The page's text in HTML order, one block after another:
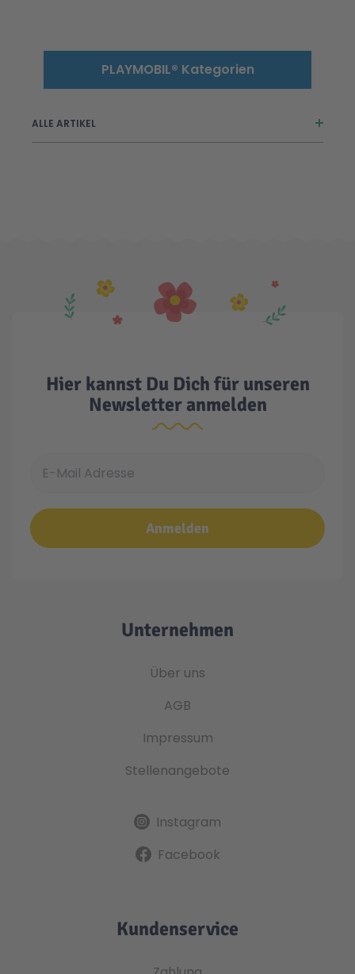
PLAYMOBIL® Kategorien
ALLE ARTIKEL
Country
Dinos
Duck on Call
Heidi
Porsche
Princess
Stuntshow
Alle Artikel
Hier kannst Du Dich für unseren
Newsletter anmelden
Anmelden
Unternehmen
Über uns
AGB
Impressum
Stellenangebote
Instagram
Facebook
Kundenservice